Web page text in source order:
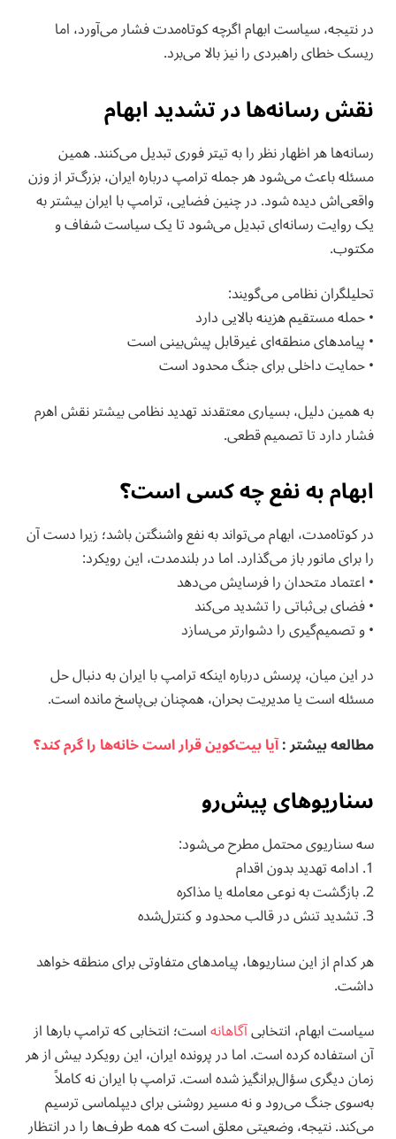
در نتیجه، سیاست ابهام اگرچه کوتاه‌مدت فشار می‌آورد، اما
ریسک خطای راهبردی را نیز بالا می‌برد.
نقش رسانه‌ها در تشدید ابهام
رسانه‌ها هر اظهار نظر را به تیتر فوری تبدیل می‌کنند. همین
مسئله باعث می‌شود هر جمله ترامپ درباره ایران، بزرگ‌تر از وزن
واقعی‌اش دیده شود. در چنین فضایی، ترامپ با ایران بیشتر به
یک روایت رسانه‌ای تبدیل می‌شود تا یک سیاست شفاف و
مکتوب.
تحلیلگران نظامی می‌گویند:
• حمله مستقیم هزینه بالایی دارد
• پیامدهای منطقه‌ای غیرقابل پیش‌بینی است
• حمایت داخلی برای جنگ محدود است
به همین دلیل، بسیاری معتقدند تهدید نظامی بیشتر نقش اهرم
فشار دارد تا تصمیم قطعی.
ابهام به نفع چه کسی است؟
در کوتاه‌مدت، ابهام می‌تواند به نفع واشنگتن باشد؛ زیرا دست آن
را برای مانور باز می‌گذارد. اما در بلندمدت، این رویکرد:
• اعتماد متحدان را فرسایش می‌دهد
• فضای بی‌ثباتی را تشدید می‌کند
• و تصمیم‌گیری را دشوارتر می‌سازد
در این میان، پرسش درباره اینکه ترامپ با ایران به دنبال حل
مسئله است یا مدیریت بحران، همچنان بی‌پاسخ مانده است.
مطالعه بيشتر :آیا بیت‌کوین قرار است خانه‌ها را گرم کند؟
سناریوهای پیش‌رو
سه سناریوی محتمل مطرح می‌شود:
1. ادامه تهدید بدون اقدام
2. بازگشت به نوعی معامله یا مذاکره
3. تشدید تنش در قالب محدود و کنترل‌شده
هر کدام از این سناریوها، پیامدهای متفاوتی برای منطقه خواهد
داشت.
سیاست ابهام، انتخابیآگاهانهاست؛ انتخابی که ترامپ بارها از
آن استفاده کرده است. اما در پرونده ایران، این رویکرد بیش از هر
زمان دیگری سؤال‌برانگیز شده است. ترامپ با ایران نه کاملاً
به‌سوی جنگ می‌رود و نه مسیر روشنی برای دیپلماسی ترسیم
می‌کند. نتیجه، وضعیتی معلق است که همه طرف‌ها را در انتظار